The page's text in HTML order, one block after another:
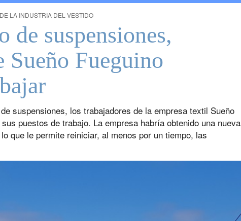
LA INDUSTRIA DEL VESTIDO
de suspensiones,
Sueño Fueguino
suspensiones, los trabajadores de la empresa textil Sueño
puestos de trabajo. La empresa habría obtenido una nueva
que le permite reiniciar, al menos por un tiempo, las